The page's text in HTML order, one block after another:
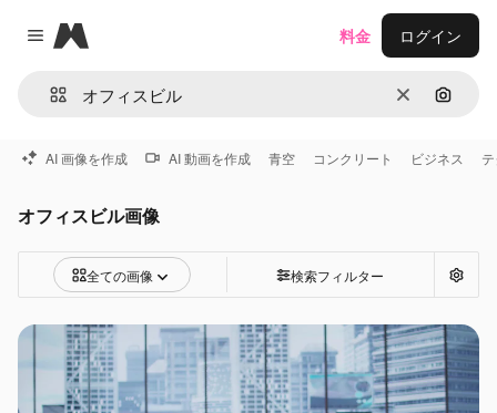
Close menu
Magnific
消去 画像で
料金 ログイン
AI 画像を作成 AI 動画を作成 青空 コンクリート ビジネス
オフィスビル画像
全ての画像 検索フィルター